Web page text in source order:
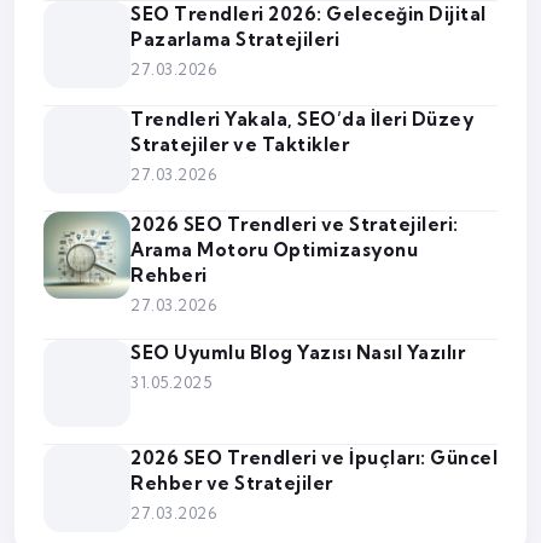
SEO Trendleri 2026: Geleceğin Dijital
Pazarlama Stratejileri
27.03.2026
Trendleri Yakala, SEO’da İleri Düzey
Stratejiler ve Taktikler
27.03.2026
2026 SEO Trendleri ve Stratejileri:
Arama Motoru Optimizasyonu
Rehberi
27.03.2026
SEO Uyumlu Blog Yazısı Nasıl Yazılır
31.05.2025
2026 SEO Trendleri ve İpuçları: Güncel
Rehber ve Stratejiler
27.03.2026